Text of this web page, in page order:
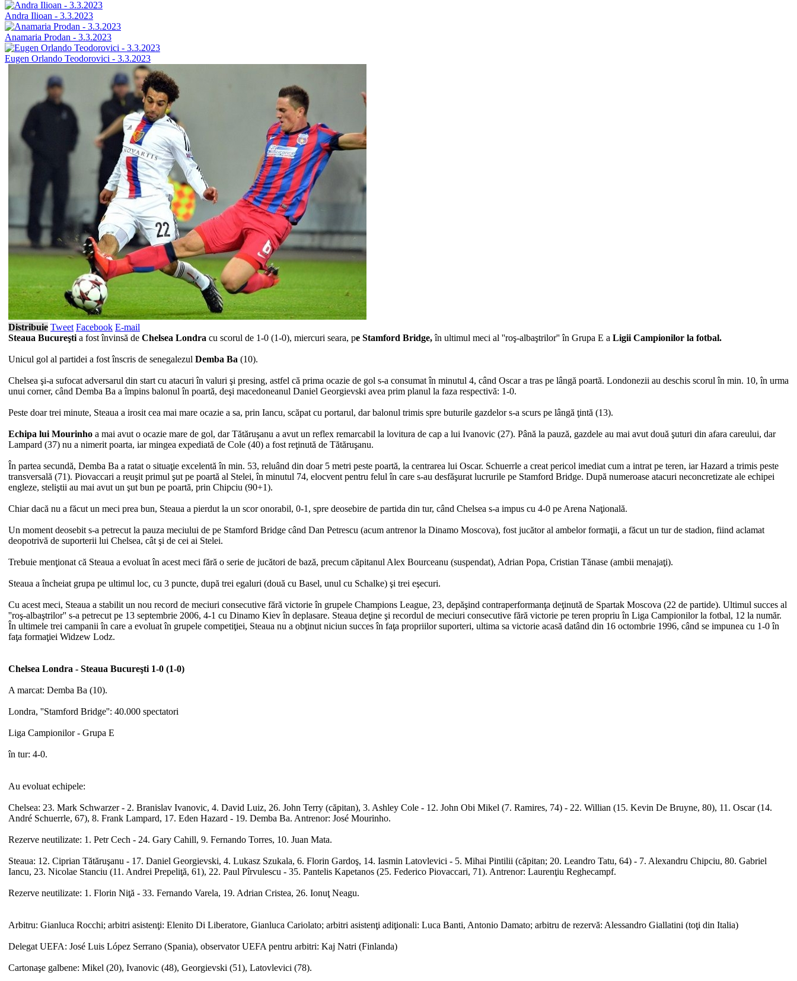
Andra Ilioan - 3.3.2023
Anamaria Prodan - 3.3.2023
Eugen Orlando Teodorovici - 3.3.2023
Distribuie Tweet Facebook E-mail
Steaua Bucureşti a fost învinsă de Chelsea Londra cu scorul de 1-0 (1-0), miercuri seara, pe Stamford Bridge,în ultimul meci al ''roş-albaştrilor'' în Grupa E a Ligii Campionilor la fotbal.
Unicul gol al partidei a fost înscris de senegalezul Demba Ba (10).
Chelsea şi-a sufocat adversarul din start cu atacuri în valuri şi presing, astfel că prima ocazie de gol s-a consumat în minutul 4, când Oscar a tras pe lângă poartă. Londonezii au deschis scorul în min. 10, în urma
unui corner, când Demba Ba a împins balonul în poartă, deşi macedoneanul Daniel Georgievski avea prim planul la faza respectivă: 1-0.
Peste doar trei minute, Steaua a irosit cea mai mare ocazie a sa, prin Iancu, scăpat cu portarul, dar balonul trimis spre buturile gazdelor s-a scurs pe lângă ţintă (13).
Echipa lui Mourinho a mai avut o ocazie mare de gol, dar Tătăruşanu a avut un reflex remarcabil la lovitura de cap a lui Ivanovic (27). Până la pauză, gazdele au mai avut două şuturi din afara careului, dar
Lampard (37) nu a nimerit poarta, iar mingea expediată de Cole (40) a fost reţinută de Tătăruşanu.
În partea secundă, Demba Ba a ratat o situaţie excelentă în min. 53, reluând din doar 5 metri peste poartă, la centrarea lui Oscar. Schuerrle a creat pericol imediat cum a intrat pe teren, iar Hazard a trimis peste
transversală (71). Piovaccari a reuşit primul şut pe poartă al Stelei, în minutul 74, elocvent pentru felul în care s-au desfăşurat lucrurile pe Stamford Bridge. După numeroase atacuri neconcretizate ale echipei
engleze, steliştii au mai avut un şut bun pe poartă, prin Chipciu (90+1).
Chiar dacă nu a făcut un meci prea bun, Steaua a pierdut la un scor onorabil, 0-1, spre deosebire de partida din tur, când Chelsea s-a impus cu 4-0 pe Arena Naţională.
Un moment deosebit s-a petrecut la pauza meciului de pe Stamford Bridge când Dan Petrescu (acum antrenor la Dinamo Moscova), fost jucător al ambelor formaţii, a făcut un tur de stadion, fiind aclamat
deopotrivă de suporterii lui Chelsea, cât şi de cei ai Stelei.
Trebuie menţionat că Steaua a evoluat în acest meci fără o serie de jucători de bază, precum căpitanul Alex Bourceanu (suspendat), Adrian Popa, Cristian Tănase (ambii menajaţi).
Steaua a încheiat grupa pe ultimul loc, cu 3 puncte, după trei egaluri (două cu Basel, unul cu Schalke) şi trei eşecuri.
Cu acest meci, Steaua a stabilit un nou record de meciuri consecutive fără victorie în grupele Champions League, 23, depăşind contraperformanţa deţinută de Spartak Moscova (22 de partide). Ultimul succes al
''roş-albaştrilor'' s-a petrecut pe 13 septembrie 2006, 4-1 cu Dinamo Kiev în deplasare. Steaua deţine şi recordul de meciuri consecutive fără victorie pe teren propriu în Liga Campionilor la fotbal, 12 la număr.
În ultimele trei campanii în care a evoluat în grupele competiţiei, Steaua nu a obţinut niciun succes în faţa propriilor suporteri, ultima sa victorie acasă datând din 16 octombrie 1996, când se impunea cu 1-0 în
faţa formaţiei Widzew Lodz.
Chelsea Londra - Steaua Bucureşti 1-0 (1-0)
A marcat: Demba Ba (10).
Londra, ''Stamford Bridge'': 40.000 spectatori
Liga Campionilor - Grupa E
în tur: 4-0.
Au evoluat echipele:
Chelsea: 23. Mark Schwarzer - 2. Branislav Ivanovic, 4. David Luiz, 26. John Terry (căpitan), 3. Ashley Cole - 12. John Obi Mikel (7. Ramires, 74) - 22. Willian (15. Kevin De Bruyne, 80), 11. Oscar (14.
André Schuerrle, 67), 8. Frank Lampard, 17. Eden Hazard - 19. Demba Ba. Antrenor: José Mourinho.
Rezerve neutilizate: 1. Petr Cech - 24. Gary Cahill, 9. Fernando Torres, 10. Juan Mata.
Steaua: 12. Ciprian Tătăruşanu - 17. Daniel Georgievski, 4. Lukasz Szukala, 6. Florin Gardoş, 14. Iasmin Latovlevici - 5. Mihai Pintilii (căpitan; 20. Leandro Tatu, 64) - 7. Alexandru Chipciu, 80. Gabriel
Iancu, 23. Nicolae Stanciu (11. Andrei Prepeliţă, 61), 22. Paul Pîrvulescu - 35. Pantelis Kapetanos (25. Federico Piovaccari, 71). Antrenor: Laurenţiu Reghecampf.
Rezerve neutilizate: 1. Florin Niţă - 33. Fernando Varela, 19. Adrian Cristea, 26. Ionuţ Neagu.
Arbitru: Gianluca Rocchi; arbitri asistenţi: Elenito Di Liberatore, Gianluca Cariolato; arbitri asistenţi adiţionali: Luca Banti, Antonio Damato; arbitru de rezervă: Alessandro Giallatini (toţi din Italia)
Delegat UEFA: José Luis López Serrano (Spania), observator UEFA pentru arbitri: Kaj Natri (Finlanda)
Cartonaşe galbene: Mikel (20), Ivanovic (48), Georgievski (51), Latovlevici (78).